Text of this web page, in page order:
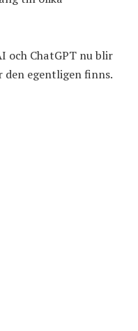
och ChatGPT nu blir
egentligen finns.